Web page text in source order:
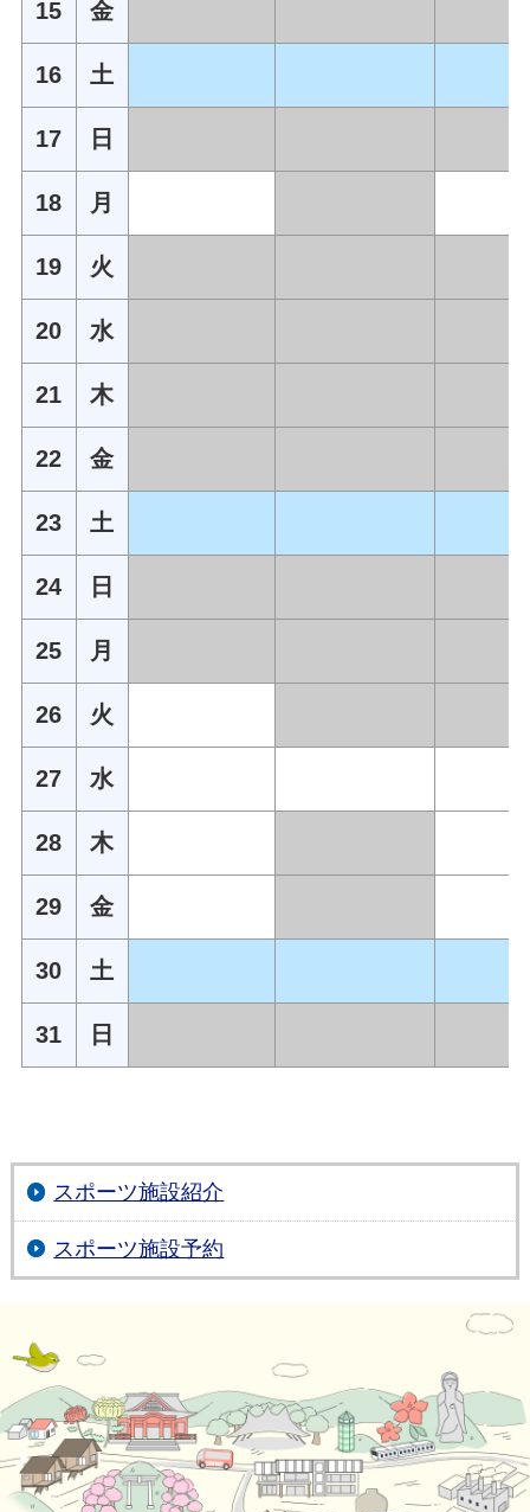
15 金
16 土
17 日
18 月
19 火
20 水
21 木
22 金
23 土
24 日
25 月
26 火
27 水
28 木
29 金
30 土
31 日
スポーツ施設紹介
スポーツ施設予約